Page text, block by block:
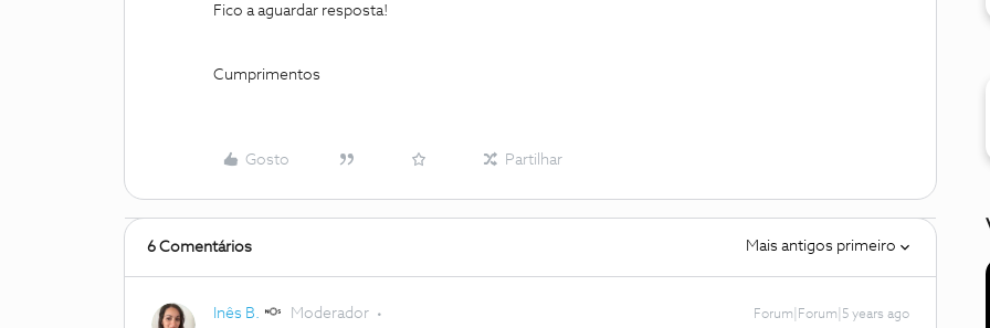
Fico a aguardar resposta!
Cumprimentos
Gosto Partilhar
6 Comentários Mais antigos primeiro
Inês B. Moderador Forum|Forum|5 years ago